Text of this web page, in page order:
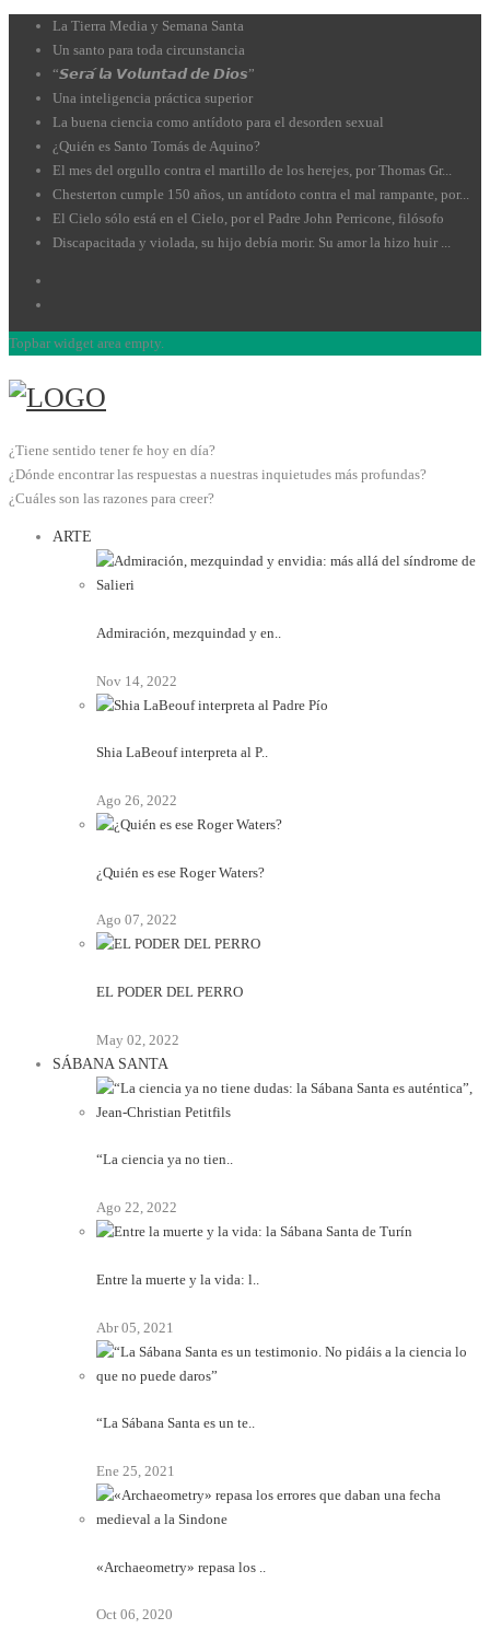
La Tierra Media y Semana Santa
Un santo para toda circunstancia
“𝙎𝙚𝙧𝙖́ 𝙡𝙖 𝙑𝙤𝙡𝙪𝙣𝙩𝙖𝙙 𝙙𝙚 𝘿𝙞𝙤𝙨”
Una inteligencia práctica superior
La buena ciencia como antídoto para el desorden sexual
¿Quién es Santo Tomás de Aquino?
El mes del orgullo contra el martillo de los herejes, por Thomas Gr...
Chesterton cumple 150 años, un antídoto contra el mal rampante, por...
El Cielo sólo está en el Cielo, por el Padre John Perricone, filósofo
Discapacitada y violada, su hijo debía morir. Su amor la hizo huir ...
Topbar widget area empty.
¿Tiene sentido tener fe hoy en día?
¿Dónde encontrar las respuestas a nuestras inquietudes más profundas?
¿Cuáles son las razones para creer?
ARTE
Admiración, mezquindad y en..
Nov 14, 2022
Shia LaBeouf interpreta al P..
Ago 26, 2022
¿Quién es ese Roger Waters?
Ago 07, 2022
EL PODER DEL PERRO
May 02, 2022
SÁBANA SANTA
“La ciencia ya no tien..
Ago 22, 2022
Entre la muerte y la vida: l..
Abr 05, 2021
“La Sábana Santa es un te..
Ene 25, 2021
«Archaeometry» repasa los ..
Oct 06, 2020